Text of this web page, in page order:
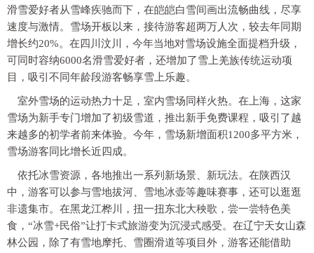
滑雪爱好者从雪峰疾驰而下，在皑皑白雪间画出流畅曲线，尽享
速度与激情。雪场开板以来，接待游客超两万人次，较去年同期
增长约20%。在四川汶川，今年当地对雪场设施全面提档升级，
可同时容纳6000名滑雪爱好者，还增加了雪上羌族传统运动项
目，吸引不同年龄段游客畅享雪上乐趣。
室外雪场的运动热力十足，室内雪场同样火热。在上海，这家
雪场为新手专门增加了初级雪道，推出新手免费课程，吸引了越
来越多的初学者前来体验。今年，雪场新增面积1200多平方米，
雪场游客同比增长近四成。
依托冰雪资源，各地推出一系列新场景、新玩法。在陕西汉
中，游客可以参与雪地拔河、雪地冰壶等趣味赛事，还可以逛逛
非遗集市。在黑龙江桦川，扭一扭东北大秧歌，尝一尝特色美
食，“冰雪+民俗”让打卡式旅游变为沉浸式感受。在辽宁天女山森
林公园，除了有雪地摩托、雪圈滑道等项目外，游客还能借助